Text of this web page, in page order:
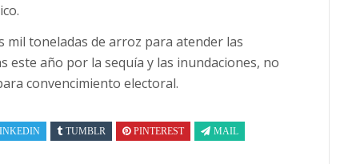
mil toneladas de arroz para atender las
este año por la sequía y las inundaciones, no
convencimiento electoral.
TUMBLR PINTEREST MAIL